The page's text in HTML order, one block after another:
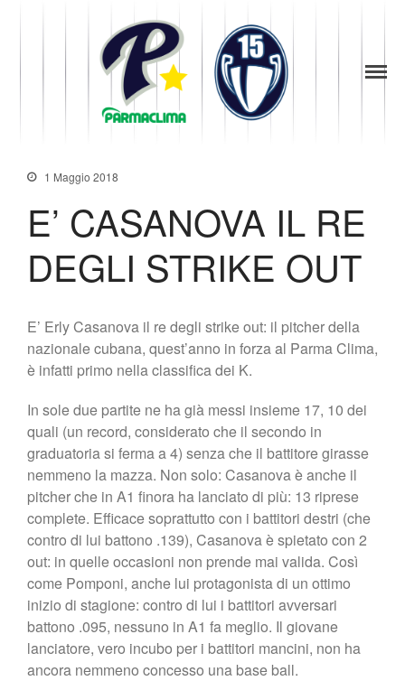
News
Società
Codice di Condotta
Palmares
Maglie Ritirate
Squadra
Contatti
Biglietteria
Shop
1 Maggio 2018
E’ CASANOVA IL RE
DEGLI STRIKE OUT
E’ Erly Casanova il re degli strike out: il pitcher della
nazionale cubana, quest’anno in forza al Parma Clima,
è infatti primo nella classifica dei K.
In sole due partite ne ha già messi insieme 17, 10 dei
quali (un record, considerato che il secondo in
graduatoria si ferma a 4) senza che il battitore girasse
nemmeno la mazza. Non solo: Casanova è anche il
pitcher che in A1 finora ha lanciato di più: 13 riprese
complete. Efficace soprattutto con i battitori destri (che
contro di lui battono .139), Casanova è spietato con 2
out: in quelle occasioni non prende mai valida. Così
come Pomponi, anche lui protagonista di un ottimo
inizio di stagione: contro di lui i battitori avversari
battono .095, nessuno in A1 fa meglio. Il giovane
lanciatore, vero incubo per i battitori mancini, non ha
ancora nemmeno concesso una base ball.